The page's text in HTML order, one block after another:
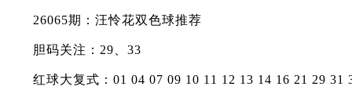
26065期：汪怜花双色球推荐
胆码关注：29、33
红球大复式：01 04 07 09 10 11 12 13 14 16 21 29 31